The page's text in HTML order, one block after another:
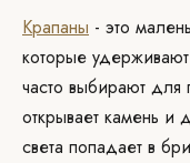
Крапаны - это
которые
часто выбирают для
открывает камень
света попадает в